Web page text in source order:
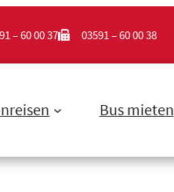
– 60 00 37 03591 – 60 00 38
Bus mieten